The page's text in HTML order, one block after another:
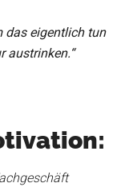
das eigentlich tun
austrinken.“